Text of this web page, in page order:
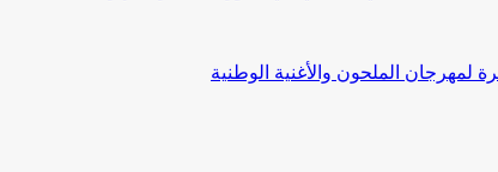
لمهرجان الملحون والأغنية الوطنية